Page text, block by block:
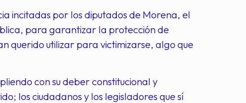
incitadas por los diputados de Morena, el
para garantizar la protección de
querido utilizar para victimizarse, algo que
con su deber constitucional y
los ciudadanos y los legisladores que sí